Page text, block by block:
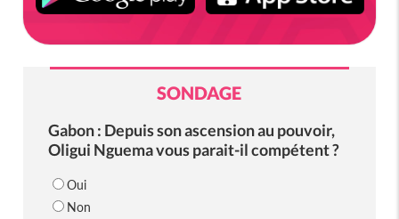
SONDAGE
Gabon : Depuis son ascension au pouvoir,
Oligui Nguema vous parait-il compétent ?
Oui
Non